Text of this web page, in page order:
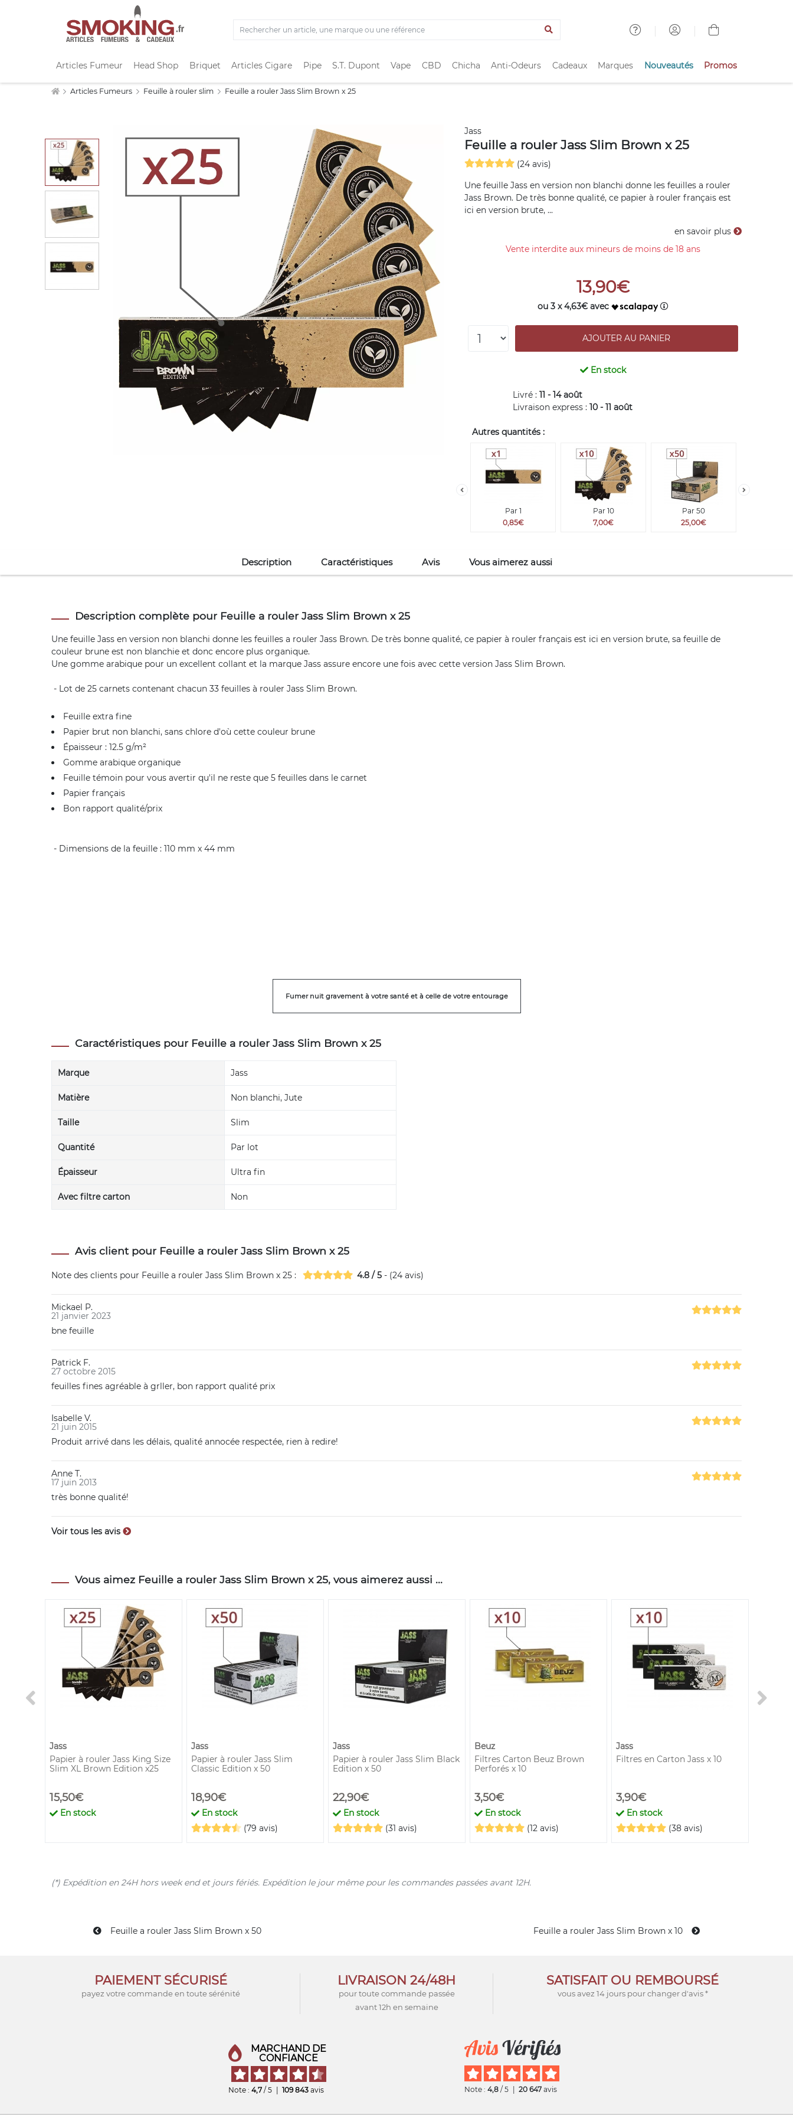
Articles Fumeur Head Shop Briquet Articles Cigare Pipe S.T. Dupont Vape CBD Chicha Anti-Odeurs Cadeaux Marques Nouveautés Promos
Articles Fumeurs Feuille à rouler slim Feuille a rouler Jass Slim Brown x 25
Jass
Feuille a rouler Jass Slim Brown x 25
(24 avis)
Une feuille Jass en version non blanchi donne les feuilles a rouler
Jass Brown. De très bonne qualité, ce papier à rouler français est
ici en version brute, ...
en savoir plus
Vente interdite aux mineurs de moins de 18 ans
13,90€
ou 3 x 4,63€ avec
En stock
Livré :11 - 14 août
Livraison express :10 - 11 août
Autres quantités :
Par 1
0,85€
Par 10
7,00€
Par 50
25,00€
Description Caractéristiques Avis Vous aimerez aussi
Description complète pour Feuille a rouler Jass Slim Brown x 25
Une feuille Jass en version non blanchi donne les feuilles a rouler Jass Brown. De très bonne qualité, ce papier à rouler français est ici en version brute, sa feuille de
couleur brune est non blanchie et donc encore plus organique.
Une gomme arabique pour un excellent collant et la marque Jass assure encore une fois avec cette version Jass Slim Brown.
- Lot de 25 carnets contenant chacun 33 feuilles à rouler Jass Slim Brown.
Feuille extra fine
Papier brut non blanchi, sans chlore d'où cette couleur brune
Épaisseur : 12.5 g/m²
Gomme arabique organique
Feuille témoin pour vous avertir qu'il ne reste que 5 feuilles dans le carnet
Papier français
Bon rapport qualité/prix
- Dimensions de la feuille : 110 mm x 44 mm
Fumer nuit gravement à votre santé et à celle de votre entourage
Caractéristiques pour Feuille a rouler Jass Slim Brown x 25
Marque Jass
Matière Non blanchi, Jute
Taille Slim
Quantité Par lot
Épaisseur Ultra fin
Avec filtre carton Non
Avis client pour Feuille a rouler Jass Slim Brown x 25
Note des clients pour Feuille a rouler Jass Slim Brown x 25 : 4.8 /5 - (24 avis)
Mickael P.
21 janvier 2023
bne feuille
Patrick F.
27 octobre 2015
feuilles fines agréable à grller, bon rapport qualité prix
Isabelle V.
21 juin 2015
Produit arrivé dans les délais, qualité annocée respectée, rien à redire!
Anne T.
17 juin 2013
très bonne qualité!
Voir tous les avis
Vous aimez Feuille a rouler Jass Slim Brown x 25, vous aimerez aussi ...
Jass
Papier à rouler Jass King Size
Slim XL Brown Edition x25
15,50€
En stock
Jass
Papier à rouler Jass Slim
Classic Edition x 50
18,90€
En stock
(79 avis)
Jass
Papier à rouler Jass Slim Black
Edition x 50
22,90€
En stock
(31 avis)
Beuz
Filtres Carton Beuz Brown
Perforés x 10
3,50€
En stock
(12 avis)
Jass
Filtres en Carton Jass x 10
3,90€
En stock
(38 avis)
(*) Expédition en 24H hors week end et jours fériés. Expédition le jour même pour les commandes passées avant 12H.
Feuille a rouler Jass Slim Brown x 50 Feuille a rouler Jass Slim Brown x 10
PAIEMENT SÉCURISÉ
payez votre commande en toute sérénité
LIVRAISON 24/48H
pour toute commande passée
avant 12h en semaine
SATISFAIT OU REMBOURSÉ
vous avez 14 jours pour changer d'avis *
MARCHAND DE
CONFIANCE
Note : 4,7 / 5 109 843 avis Note : 4,8 / 5 20 647 avis